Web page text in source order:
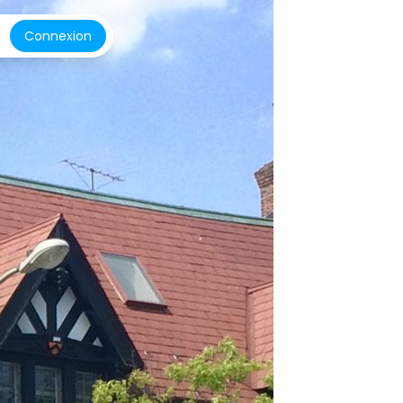
Connexion